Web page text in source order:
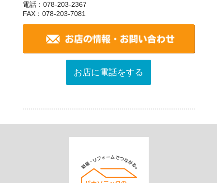
電話：078-203-2367
FAX：078-203-7081
お店に電話をする